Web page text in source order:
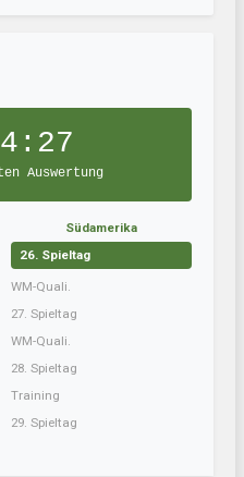
Auswertung
Südamerika
26. Spieltag
WM-Quali.
27. Spieltag
WM-Quali.
28. Spieltag
Training
29. Spieltag